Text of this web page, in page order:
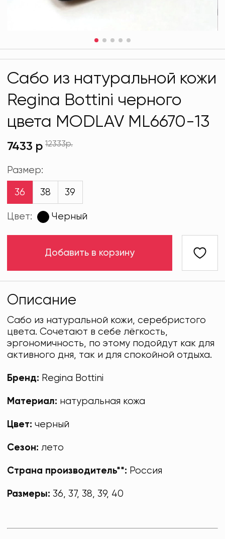
Сабо из натуральной кожи
Regina Bottini черного
цвета MODLAV ML6670-13
7433 р 12333р.
Размер:
36 38 39
Цвет: Черный
Добавить в корзину
Описание
Сабо из натуральной кожи, серебристого
цвета. Сочетают в себе лёгкость,
эргономичность, по этому подойдут как для
активного дня, так и для спокойной отдыха.
Бренд: Regina Bottini
Материал: натуральная кожа
Цвет: черный
Сезон: лето
Страна производитель**: Россия
Размеры: 36, 37, 38, 39, 40